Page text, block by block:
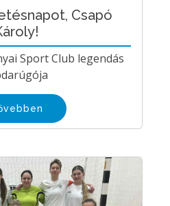
Csapó
Sport Club legendás